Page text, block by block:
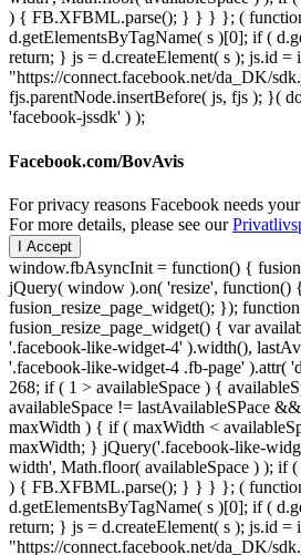
) { FB.XFBML.parse(); } } } }; (
d.getElementsByTagName( s )[0]; if (
return; } js = d.createElement( s ); js.id =
"https://connect.facebook.net/da_DK/
fjs.parentNode.insertBefore( js, fjs ); }(
'facebook-jssdk' ) );
Facebook.com/BovAvis
For privacy reasons Facebook needs
For more details, please see our
I Accept
window.fbAsyncInit = function() {
jQuery( window ).on( 'resize', function()
fusion_resize_page_widget(); }); function
fusion_resize_page_widget() { var
'.facebook-like-widget-4' ).width(),
'.facebook-like-widget-4 .fb-page' ).attr(
268; if ( 1 > availableSpace ) {
availableSpace != lastAvailableSPace
maxWidth ) { if ( maxWidth <
maxWidth; } jQuery('.facebook-like-
width', Math.floor( availableSpace ) ); if
) { FB.XFBML.parse(); } } } }; (
d.getElementsByTagName( s )[0]; if (
return; } js = d.createElement( s ); js.id =
"https://connect.facebook.net/da_DK/